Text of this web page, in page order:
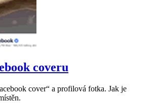
coveru
cover“ a profilová fotka. Jak je